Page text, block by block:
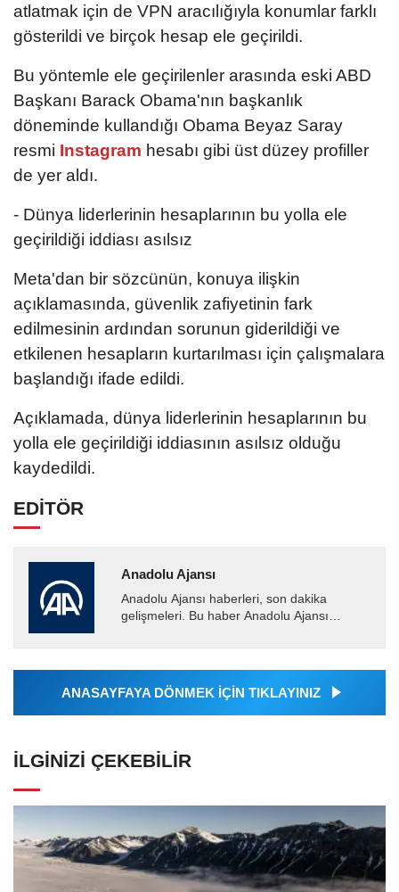
atlatmak için de VPN aracılığıyla konumlar farklı
gösterildi ve birçok hesap ele geçirildi.
Bu yöntemle ele geçirilenler arasında eski ABD
Başkanı Barack Obama'nın başkanlık
döneminde kullandığı Obama Beyaz Saray
resmi Instagram hesabı gibi üst düzey profiller
de yer aldı.
- Dünya liderlerinin hesaplarının bu yolla ele
geçirildiği iddiası asılsız
Meta'dan bir sözcünün, konuya ilişkin
açıklamasında, güvenlik zafiyetinin fark
edilmesinin ardından sorunun giderildiği ve
etkilenen hesapların kurtarılması için çalışmalara
başlandığı ifade edildi.
Açıklamada, dünya liderlerinin hesaplarının bu
yolla ele geçirildiği iddiasının asılsız olduğu
kaydedildi.
EDİTÖR
Anadolu Ajansı
Anadolu Ajansı haberleri, son dakika
gelişmeleri. Bu haber Anadolu Ajansı
tarafından geçilen tüm...
ANASAYFAYA DÖNMEK İÇİN TIKLAYINIZ
İLGINIZI ÇEKEBILIR